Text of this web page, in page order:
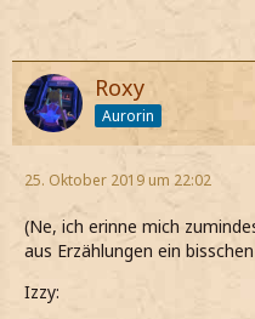
Roxy
Aurorin
25. Oktober 2019 um 22:02
(Ne, ich erinne mich
aus Erzählungen ein
Izzy: